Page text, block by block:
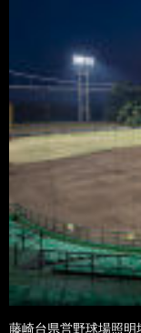
藤崎台県営野球場照